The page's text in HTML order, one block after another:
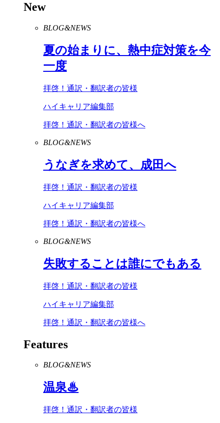
New
BLOG&NEWS
夏の始まりに、熱中症対策を今
一度
拝啓！通訳・翻訳者の皆様
ハイキャリア編集部
拝啓！通訳・翻訳者の皆様へ
BLOG&NEWS
うなぎを求めて、成田へ
拝啓！通訳・翻訳者の皆様
ハイキャリア編集部
拝啓！通訳・翻訳者の皆様へ
BLOG&NEWS
失敗することは誰にでもある
拝啓！通訳・翻訳者の皆様
ハイキャリア編集部
拝啓！通訳・翻訳者の皆様へ
Features
BLOG&NEWS
温泉♨
拝啓！通訳・翻訳者の皆様